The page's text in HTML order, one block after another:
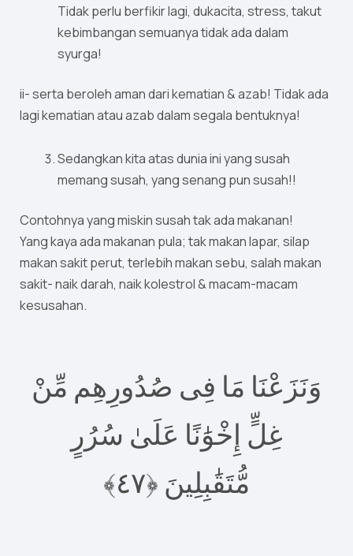
Tidak perlu berfikir lagi, dukacita, stress, takut
kebimbangan semuanya tidak ada dalam
syurga!
ii- serta beroleh aman dari kematian & azab! Tidak ada
lagi kematian atau azab dalam segala bentuknya!
Sedangkan kita atas dunia ini yang susah
memang susah, yang senang pun susah!!
Contohnya yang miskin susah tak ada makanan!
Yang kaya ada makanan pula; tak makan lapar, silap
makan sakit perut, terlebih makan sebu, salah makan
sakit- naik darah, naik kolestrol & macam-macam
kesusahan.
وَنَزَعْنَا مَا فِى صُدُورِهِم مِّنْ
غِلٍّ إِخْوَٰنًا عَلَىٰ سُرُرٍ
مُّتَقَٰبِلِينَ ‎﴿٧٤﴾